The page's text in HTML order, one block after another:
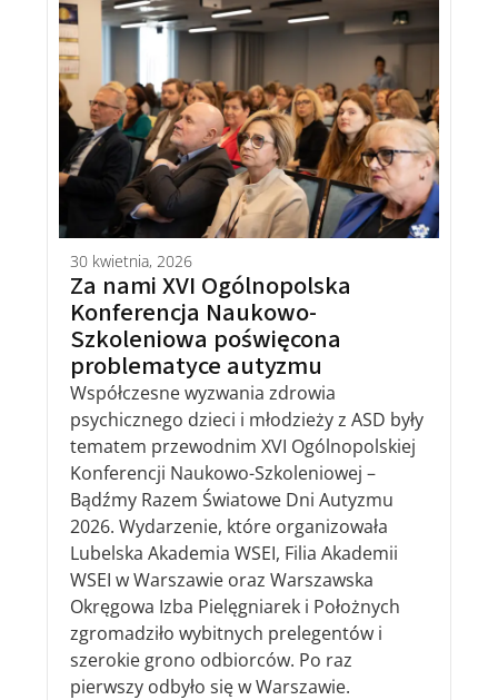
30 kwietnia, 2026
Za nami XVI Ogólnopolska
Konferencja Naukowo-
Szkoleniowa poświęcona
problematyce autyzmu
Współczesne wyzwania zdrowia
psychicznego dzieci i młodzieży z ASD były
tematem przewodnimXVI Ogólnopolskiej
Konferencji Naukowo-Szkoleniowej –
Bądźmy Razem Światowe Dni Autyzmu
2026. Wydarzenie, które organizowała
Lubelska Akademia WSEI, Filia Akademii
WSEI w Warszawie oraz Warszawska
Okręgowa Izba Pielęgniarek i Położnych
zgromadziło wybitnych prelegentów i
szerokie grono odbiorców. Po raz
pierwszy odbyło się w Warszawie.